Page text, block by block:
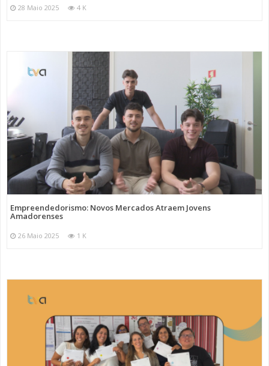
28 Maio 2025 4 K
Empreendedorismo: Novos Mercados Atraem Jovens
Amadorenses
26 Maio 2025 1 K